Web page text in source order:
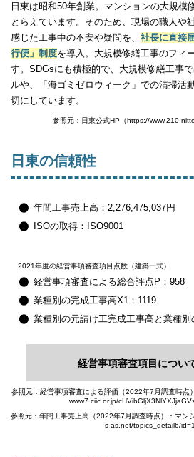
日東は昭和50年創業。マンションの大規模
とらえています。そのため、現場の職人や
感じた工事中の不安や疑問を、 社長に直接
行便」制度を導入。大規模修繕工事のフィ
す。SDGsにも積極的で、大規模修繕工事
ルや、「海ゴミゼロウィーク」での清掃活
切にしています。
参照元：日東公式HP（https://www.210-
日東の信頼性
年間工事売上高：2,276,475,037円
ISOの取得：ISO9001
2021年度の経営事項審査項目点数（建築一式）
経営事項審査による総合評点P：958
業種別の完成工事高X1：1119
業種別の元請け工完成工事高と業種
経営事項審査項目につい
参照元：経営事項審査による評価（2022年7月調査時点
www7.ciic.or.jp/
参照元：年間工事売上高（2022年7月調査時点）：マン
s-as.net/topics_detail6/